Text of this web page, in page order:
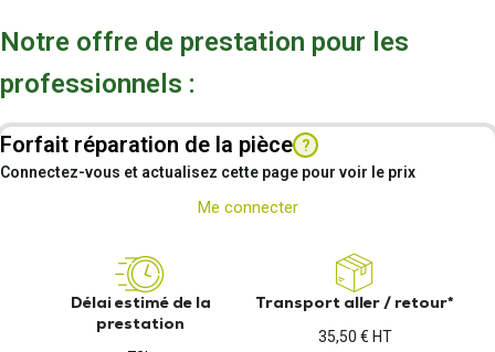
Notre offre de prestation pour les
professionnels :
Forfait réparation de la pièce ?
Connectez-vous et actualisez cette page pour voir le prix
Me connecter
Délai estimé de la
prestation
Transport aller / retour*
35,50 € HT